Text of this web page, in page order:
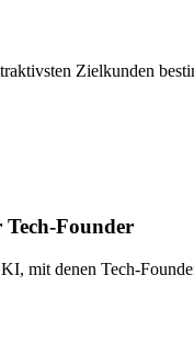
Zielkunden
Tech-Founder
mit denen Tech-